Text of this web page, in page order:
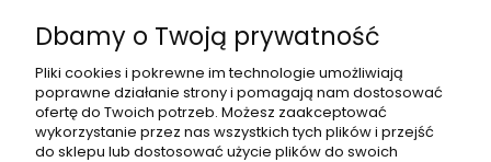
Pokaż pełną wersję strony
Dbamy o Twoją prywatność
Pliki cookies i pokrewne im technologie umożliwiają
poprawne działanie strony i pomagają nam dostosować
ofertę do Twoich potrzeb. Możesz zaakceptować
wykorzystanie przez nas wszystkich tych plików i przejść
do sklepu lub dostosować użycie plików do swoich